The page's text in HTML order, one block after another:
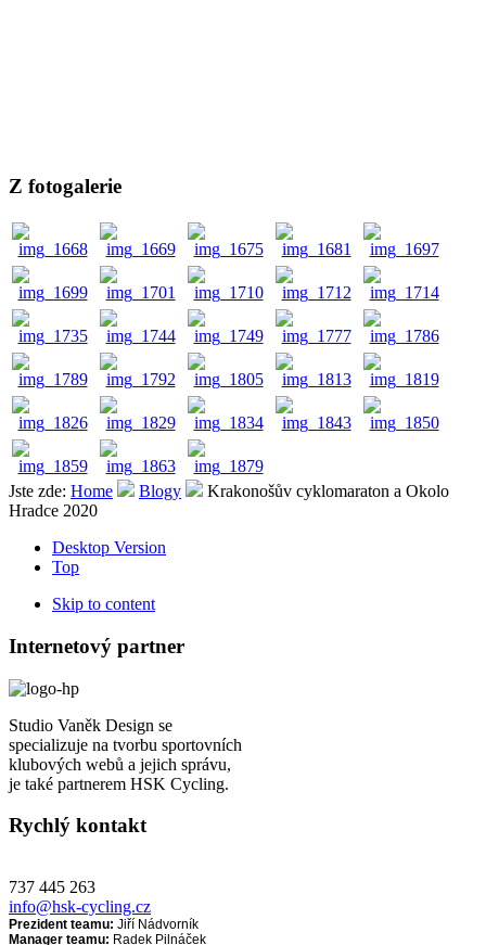
Z fotogalerie
Jste zde: Home Blogy
Krakonošův cyklomaraton a Okolo
Hradce 2020
Desktop Version
Top
Skip to content
Internetový partner
Studio Vaněk Design se
specializuje na tvorbu sportovních
klubových webů a jejich správu,
je také partnerem HSK Cycling.
Rychlý kontakt
737 445 263
info@hsk-cycling.cz
Prezident teamu: Jiří Nádvorník
Manager teamu: Radek Pilnáček